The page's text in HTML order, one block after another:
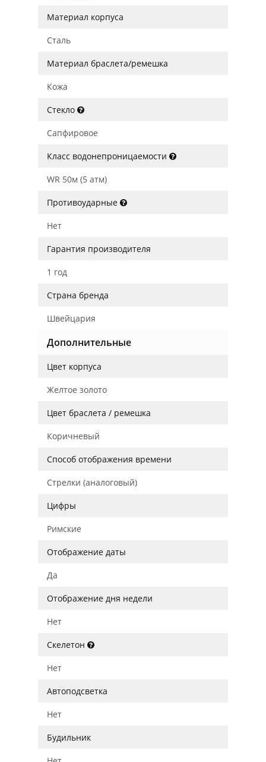
Материал корпуса
Сталь
Материал браслета/ремешка
Кожа
Стекло
Сапфировое
Класс водонепроницаемости
WR 50м (5 атм)
Противоударные
Нет
Гарантия производителя
1 год
Страна бренда
Швейцария
Дополнительные
Цвет корпуса
Желтое золото
Цвет браслета / ремешка
Коричневый
Способ отображения времени
Стрелки (аналоговый)
Цифры
Римские
Отображение даты
Да
Отображение дня недели
Нет
Скелетон
Нет
Автоподсветка
Нет
Будильник